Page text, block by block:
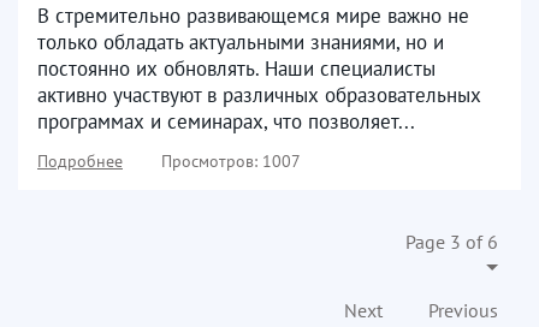
В стремительно развивающемся мире важно не
только обладать актуальными знаниями, но и
постоянно их обновлять. Наши специалисты
активно участвуют в различных образовательных
программах и семинарах, что позволяет...
Подробнее Просмотров: 1007
Page 3 of 6
Previous
Next